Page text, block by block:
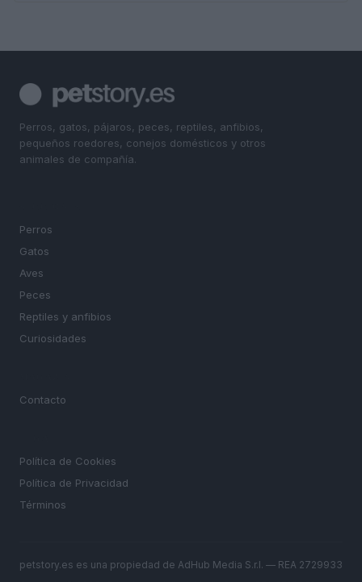
Perros, gatos, pájaros, peces, reptiles, anfibios,
pequeños roedores, conejos domésticos y otros
animales de compañía.
Perros
Gatos
Aves
Peces
Reptiles y anfibios
Curiosidades
Contacto
Política de Cookies
Política de Privacidad
Términos
petstory.es es una propiedad de AdHub Media S.r.l. — REA 2729933